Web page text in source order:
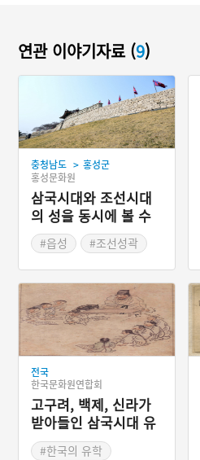
연관 이야기자료 (9)
충청남도 > 홍성군
홍성문화원
삼국시대와 조선시대
의 성을 동시에 볼 수
있는 홍주읍성
#읍성
#조선성곽
#사극촬영지
#사극드라마
#드라마 연인
전국
한국문화원연합회
고구려, 백제, 신라가
받아들인 삼국시대 유
학#한국의 유학